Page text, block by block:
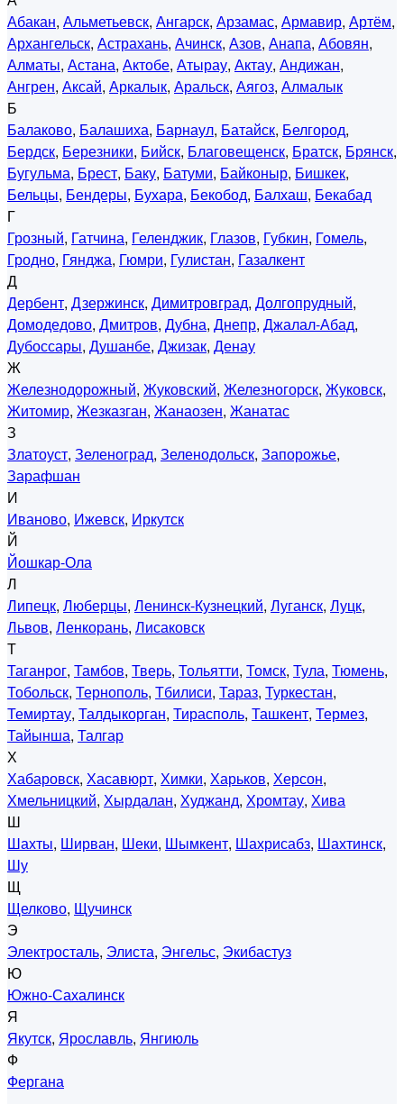
Абакан, Альметьевск, Ангарск, Арзамас, Армавир, Артём,
Архангельск, Астрахань, Ачинск, Азов, Анапа, Абовян,
Алматы, Астана, Актобе, Атырау, Актау, Андижан,
Ангрен, Аксай, Аркалык, Аральск, Аягоз, Алмалык
Б
Балаково, Балашиха, Барнаул, Батайск, Белгород,
Бердск, Березники, Бийск, Благовещенск, Братск, Брянск,
Бугульма, Брест, Баку, Батуми, Байконыр, Бишкек,
Бельцы, Бендеры, Бухара, Бекобод, Балхаш, Бекабад
Г
Грозный, Гатчина, Геленджик, Глазов, Губкин, Гомель,
Гродно, Гянджа, Гюмри, Гулистан, Газалкент
Д
Дербент, Дзержинск, Димитровград, Долгопрудный,
Домодедово, Дмитров, Дубна, Днепр, Джалал-Абад,
Дубоссары, Душанбе, Джизак, Денау
Ж
Железнодорожный, Жуковский, Железногорск, Жуковск,
Житомир, Жезказган, Жанаозен, Жанатас
З
Златоуст, Зеленоград, Зеленодольск, Запорожье,
Зарафшан
И
Иваново, Ижевск, Иркутск
Й
Йошкар-Ола
Л
Липецк, Люберцы, Ленинск-Кузнецкий, Луганск, Луцк,
Львов, Ленкорань, Лисаковск
Т
Таганрог, Тамбов, Тверь, Тольятти, Томск, Тула, Тюмень,
Тобольск, Тернополь, Тбилиси, Тараз, Туркестан,
Темиртау, Талдыкорган, Тирасполь, Ташкент, Термез,
Тайынша, Талгар
Х
Хабаровск, Хасавюрт, Химки, Харьков, Херсон,
Хмельницкий, Хырдалан, Худжанд, Хромтау, Хива
Ш
Шахты, Ширван, Шеки, Шымкент, Шахрисабз, Шахтинск,
Шу
Щ
Щелково, Щучинск
Э
Электросталь, Элиста, Энгельс, Экибастуз
Ю
Южно-Сахалинск
Я
Якутск, Ярославль, Янгиюль
Ф
Фергана